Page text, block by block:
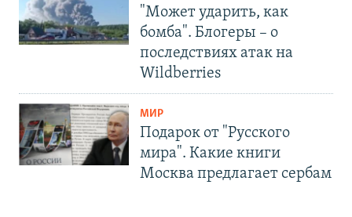
"Может ударить, как
бомба". Блогеры – о
последствиях атак на
Wildberries
МИР
Подарок от "Русского
мира". Какие книги
Москва предлагает сербам